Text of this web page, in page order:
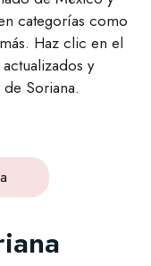
categorías como
Haz clic en el
y
Soriana.